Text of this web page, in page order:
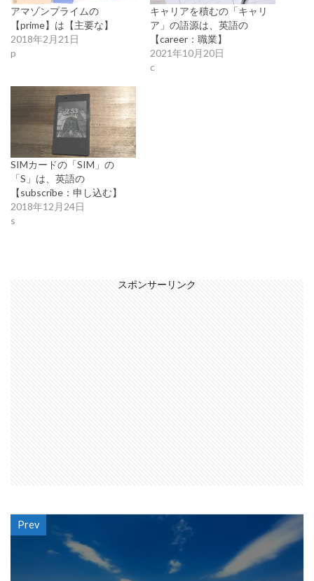
アマゾンプライムの
【prime】は【主要な】
2018年2月21日
p
キャリアを積むの「キャリ
ア」の語源は、英語の
【career：職業】
2021年10月20日
c
SIMカードの「SIM」の
「S」は、英語の
【subscribe：申し込む】
2018年12月24日
s
スポンサーリンク
Prev